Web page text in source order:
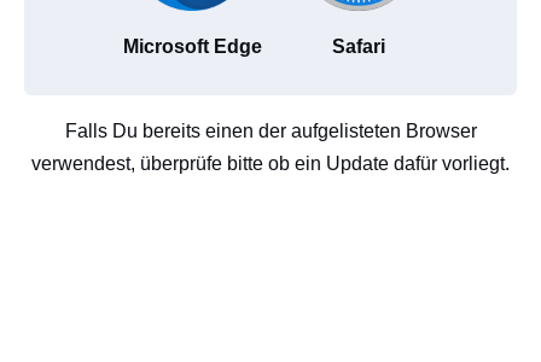
Microsoft Edge Safari
Falls Du bereits einen der aufgelisteten Browser
verwendest, überprüfe bitte ob ein Update dafür vorliegt.